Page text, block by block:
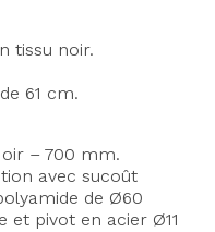
tissu noir.
61 cm.
– 700 mm.
avec sucoût
de Ø60
pivot en acier Ø11